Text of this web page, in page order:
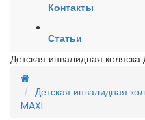
Контакты
Статьи
Детская инвалидная
Детская инвалидная
MAXI